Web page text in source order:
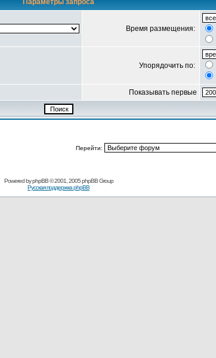
Параметры запроса
Время размещения:
Упорядочить по:
Показывать первые
Перейти:
Powered byphpBB© 2001, 2005 phpBB Group
Русская поддержка phpBB